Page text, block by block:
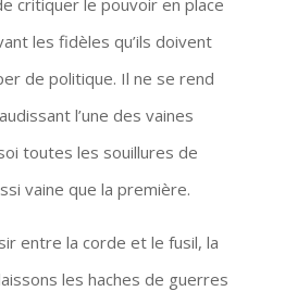
critiquer le pouvoir en place
les fidèles qu’ils doivent
de politique. Il ne se rend
l’une des vaines
toutes les souillures de
vaine que la première.
entre la corde et le fusil, la
les haches de guerres